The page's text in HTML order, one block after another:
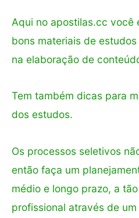
Aqui no apostilas.cc você
bons materiais de
na elaboração de
Tem também dicas para
dos estudos.
Os processos seletivos
então faça um
médio e longo prazo, a
profissional através de